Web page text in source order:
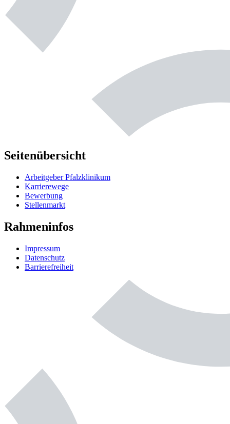
Seitenübersicht
Arbeitgeber Pfalzklinikum
Karrierewege
Bewerbung
Stellenmarkt
Rahmeninfos
Impressum
Datenschutz
Barrierefreiheit